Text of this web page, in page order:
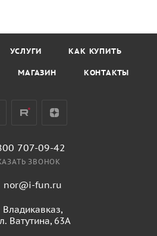
УСЛУГИ КАК КУПИТЬ
МАГАЗИН КОНТАКТЫ
707-09-42
ЗВОНОК
nor@i-fun.ru
Владикавказ,
Ватутина, 63А